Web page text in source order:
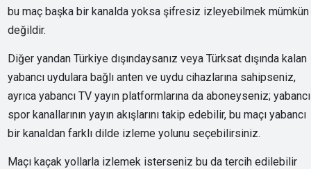
bu maç başka bir kanalda yoksa şifresiz izleyebilmek mümkün
değildir.
Diğer yandan Türkiye dışındaysanız veya Türksat dışında kalan
yabancı uydulara bağlı anten ve uydu cihazlarına sahipseniz,
ayrıca yabancı TV yayın platformlarına da aboneyseniz; yabancı
spor kanallarının yayın akışlarını takip edebilir, bu maçı yabancı
bir kanaldan farklı dilde izleme yolunu seçebilirsiniz.
Maçı kaçak yollarla izlemek isterseniz bu da tercih edilebilir